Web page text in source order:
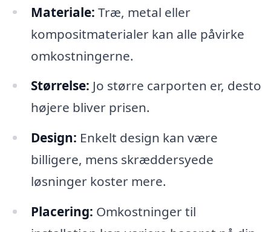
Materiale: Træ, metal eller
kompositmaterialer kan alle påvirke
omkostningerne.
Størrelse: Jo større carporten er, desto
højere bliver prisen.
Design: Enkelt design kan være
billigere, mens skræddersyede
løsninger koster mere.
Placering: Omkostninger til